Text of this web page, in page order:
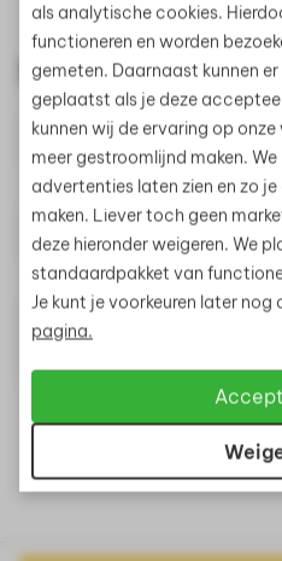
Specificaties
Diameter
Gewicht
Toepassing
Greenlabel
Materiaal
als analytische cookies.
functioneren en worden
gemeten. Daarnaast kunnen
geplaatst als je deze
kunnen wij de ervaring op
meer gestroomlijnd maken.
advertenties laten zien en zo
maken. Liever toch geen
deze hieronder weigeren. We
standaardpakket van
Je kunt je voorkeuren later nog
pagina.